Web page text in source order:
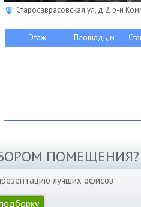
Старосаврасовская ул, д 2, р-н
Этаж Площадь, м2
ПОМЕЩЕНИЯ?
лучших офисов